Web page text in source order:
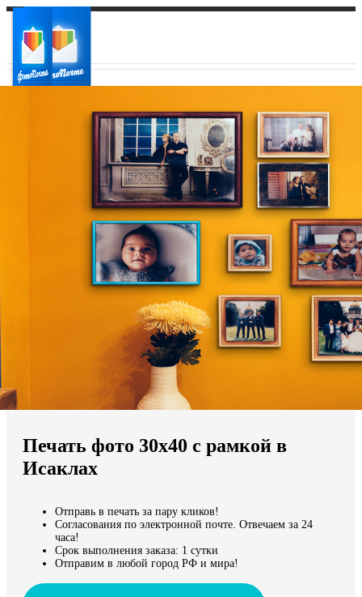
Ваш регион доставки
Выберите из списка:
Мы доставляем по всему миру
Продолжить без города
Печать фото 30х40 с рамкой в
Исаклах
Отправь в печать за пару кликов!
Согласования по электронной почте. Отвечаем за 24
часа!
Срок выполнения заказа: 1 сутки
Отправим в любой город РФ и мира!